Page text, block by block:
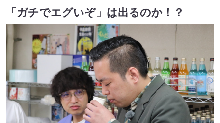
「ガチでエグいぞ」は出るのか！？